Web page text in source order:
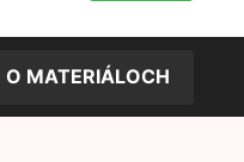
O MATERIÁLOCH